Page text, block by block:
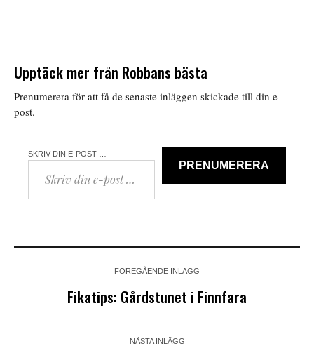
Upptäck mer från Robbans bästa
Prenumerera för att få de senaste inläggen skickade till din e-
post.
SKRIV DIN E-POST …
PRENUMERERA
FÖREGÅENDE INLÄGG
Fikatips: Gårdstunet i Finnfara
NÄSTA INLÄGG